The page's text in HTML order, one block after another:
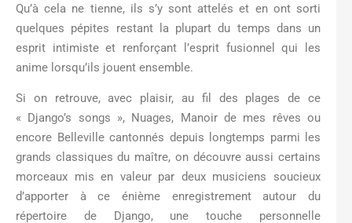
Qu’à cela ne tienne, ils s’y sont attelés et en ont sorti
quelques pépites restant la plupart du temps dans un
esprit intimiste et renforçant l’esprit fusionnel qui les
anime lorsqu’ils jouent ensemble.
Si on retrouve, avec plaisir, au fil des plages de ce
« Django’s songs », Nuages, Manoir de mes rêves ou
encore Belleville cantonnés depuis longtemps parmi les
grands classiques du maître, on découvre aussi certains
morceaux mis en valeur par deux musiciens soucieux
d’apporter à ce énième enregistrement autour du
répertoire de Django, une touche personnelle